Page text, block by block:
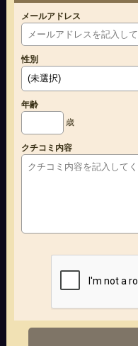
メールアドレス
性別
年齢
歳
クチコミ内容